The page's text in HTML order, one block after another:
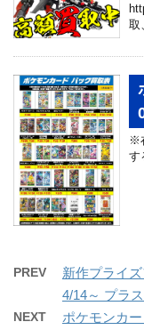
取
※
す
PREV
新作プライ
4/14～ プラ
NEXT
ポケモンカ